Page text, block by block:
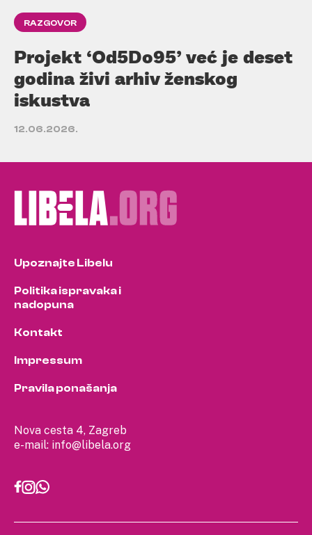
RAZGOVOR
Projekt ‘Od5Do95’ već je deset
godina živi arhiv ženskog
iskustva
12.06.2026.
Nova cesta 4, Zagreb
e-mail: info@libela.org
Upoznajte Libelu
Politika ispravaka i
nadopuna
Kontakt
Impressum
Pravila ponašanja